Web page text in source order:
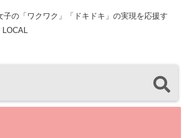
子の「ワクワク」「ドキドキ」の実現を応援す